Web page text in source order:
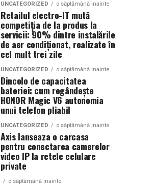
UNCATEGORIZED o săptămână inainte
Retailul electro-IT mută
competiția de la produs la
servicii: 90% dintre instalările
de aer condiționat, realizate în
cel mult trei zile
UNCATEGORIZED o săptămână inainte
Dincolo de capacitatea
bateriei: cum regândește
HONOR Magic V6 autonomia
unui telefon pliabil
UNCATEGORIZED o săptămână inainte
Axis lanseaza o carcasa
pentru conectarea camerelor
video IP la retele celulare
private
o săptămână inainte